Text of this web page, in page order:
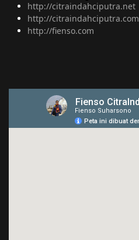
http://citraindahciputra.net
http://citraindahciputra.com
http://fienso.com